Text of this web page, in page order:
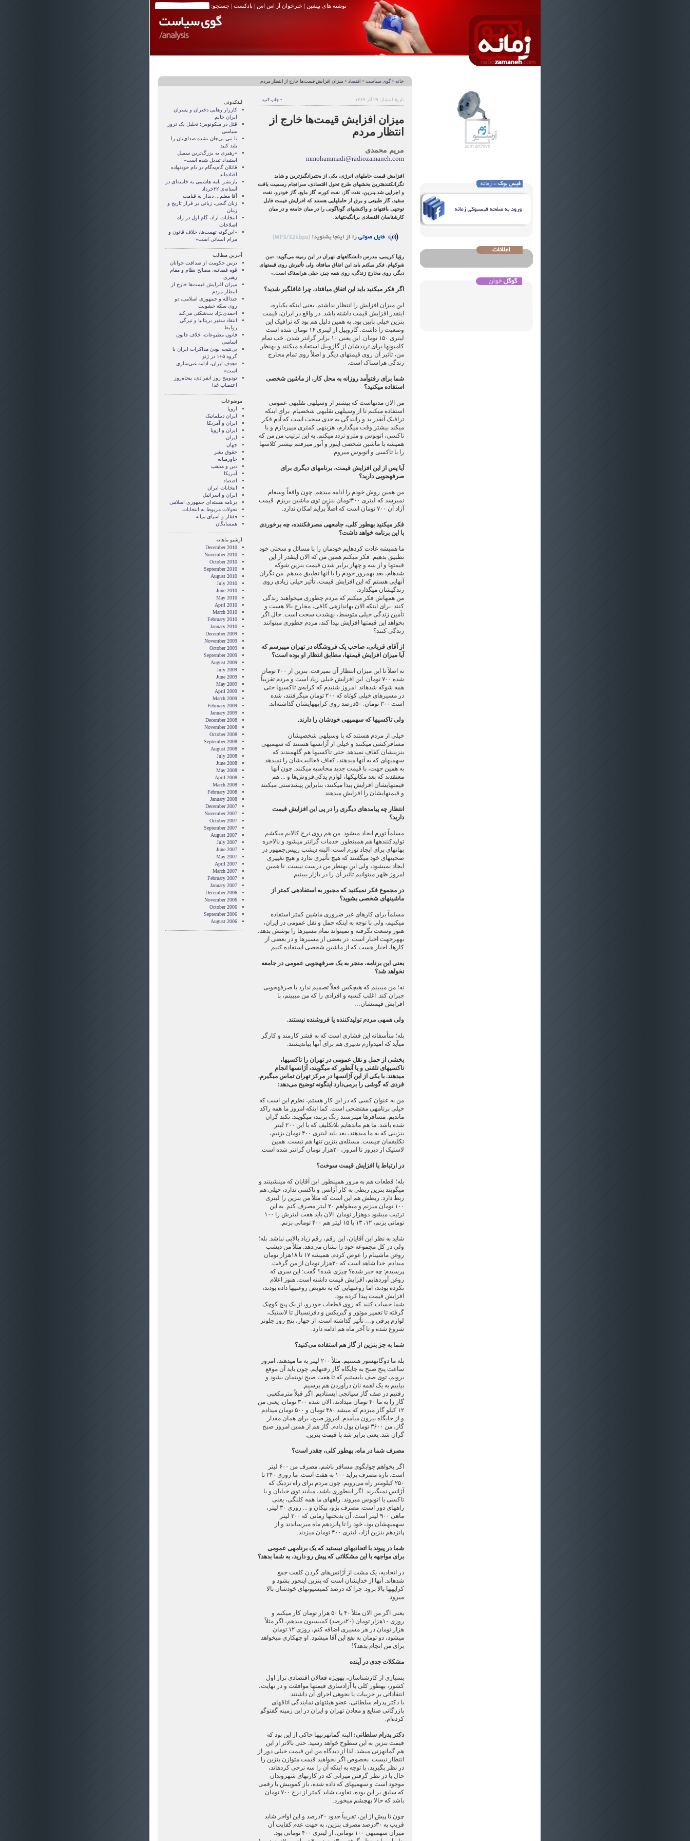
نوشته های پیشین | خبرخوان آر اس اس |پادکست | جستجو:
خانه >گوی سیاست > اقتصاد > میزان افزایش قیمت‌ها خارج از انتظار مردم
تاریخ انتشار: ۲۹ آذر ۱۳۸۹ • چاپ کنید
میزان افزایش قیمت‌ها خارج از
انتظار مردم
مریم محمدی
mmohammadi@radiozamaneh.com
افزایش قیمت حامل‏های انرژی، یکی از بحث‏برانگیزترین و شاید
نگران‏کننده‏ترین بخش‏های طرح تحول اقتصادی، سرانجام رسمیت یافت
و اجرایی شد.بنزین، نفت گاز، نفت کوره، گاز مایع، گاز خودرو، نفت
سفید، گاز طبیعی و برق از حامل‏هایی هستند که افزایش قیمت قابل
توجهی یافته‏اند و واکنش‏های گوناگونی را در میان جامعه و در میان
کارشناسان اقتصادی برانگیخته‏اند.
رؤیا کریمی، مدرس دانشگاه‏های تهران در این زمینه می‌گوید: «من
شوکه‏ام. فکر می‏کنم باید این اتفاق می‏افتاد، ولی تأثیرش روی قیمت‏های
دیگر، روی مخارج زندگی، روی همه چیز، خیلی هراسناک است.»
اگر فکر می‏کنید باید این اتفاق می‏افتاد، چرا غافلگیر شدید؟
این میزان افزایش را انتظار نداشتم. یعنی این‏که یک‏باره،
این‏قدر افزایش قیمت داشته باشد. در واقع در ایران، قیمت
بنزین خیلی پایین بود. به همین دلیل هم بود که ترافیک این
وضعیت را داشت. گازوییل از لیتری ۱۶ تومان شده است
لیتری ۱۵۰ تومان. این یعنی ۱۰ برابر گران‏تر شدن. خب تمام
کامیون‏ها برای ترددشان از گازوییل استفاده می‏کنند و به‏نظر
من، تأثیر آن روی قیمت‏های دیگر و اصلاً روی تمام مخارج
زندگی هراسناک است.
شما برای رفت‏وآمد روزانه به محل کار، از ماشین شخصی
استفاده می‏کنید؟
من الان مدت‏هاست که بیشتر از وسیله‏ی نقلیه‏ی عمومی
استفاده می‏کنم تا از وسیله‏ی نقلیه‏ی شخصی‏ام. برای این‏که
ترافیک آن‏قدر بد و رانندگی به حدی سخت است که آدم فکر
می‏کند بیشتر وقت می‏گذارم، هزینه‏ی کمتری می‏پردازم و با
تاکسی، اتوبوس و مترو تردد می‏کنم. به این ترتیب من من که
همیشه با ماشین شخصی این‏ور و آن‏ور می‏رفتم بیشتر کلاس‏ها
را با تاکسی و اتوبوس می‏روم.
آیا پس از این افزایش قیمت، برنامه‏ای دیگری برای
صرفه‏جویی دارید؟
من همین روش خودم را ادامه می‏دهم. چون واقعاً وسع‏ام
نمی‏رسد که لیتری ۴۰۰تومان بنزین توی ماشین بریزم. قیمت
آزاد آن ۷۰۰ تومان است که اصلاً برایم امکان ندارد.
فکر می‏کنید به‏طور کلی، جامعه‏ی مصرف‏کننده، چه برخوردی
با این برنامه خواهد داشت؟
ما همیشه عادت کرده‏ایم خودمان را با مسائل و سختی خود
تطبیق بدهیم. فکر می‏کنم همین من که الان این‏قدر از این
قیمت‏ها و از سه و چهار برابر شدن قیمت‏ بنزین شوکه
شده‏ام، بعد به‏مرور خودم را با آنها تطبیق می‏دهم. من نگران
آنهایی هستم که این افزایش قیمت، تأثیر خیلی زیادی روی
زندگی‏شان می‏گذارد.
من همه‏اش فکر می‏کنم که مردم چطوری می‏خواهند زندگی
کنند. برای این‏که الان به‏اندازه‏ی کافی، مخارج بالا هست و
تأمین زندگی خیلی متوسط، به‏شدت سخت است. حال اگر
بخواهد این قیمت‏ها افزایش پیدا کند، مردم چطوری می‏توانند
زندگی کنند؟
از آقای قربانی، صاحب یک فروشگاه در تهران می‏پرسم که
آیا میزان افزایش قیمت‏ها، مطابق انتظار او بوده است؟
نه اصلاً تا این میزان انتظار آن نمی‏رفت. بنزین از ۴۰۰ تومان
شده ۷۰۰ تومان. این افزایش خیلی زیاد است و مردم تقریباً
همه شوکه شده‏اند. امروز شنیدم که کرایه‌ی تاکسی‏ها حتی
در مسیرهای خیلی کوتاه که ۲۰۰ تومان می‏گرفتند، شده
است ۳۰۰ تومان. ۵۰درصد روی کرایه‏های‏شان گذاشته‌اند.
ولی تاکسی‏ها که سهمیه‏ی خودشان را دارند.
خیلی از مردم هستند که با وسیله‏ی شخصی‏شان
مسافرکشی می‏کنند و خیلی از آژانس‏ها هستند که سهمیه‏ی
بنزین‏شان کفاف نمی‏دهد. حتی تاکسی‏ها هم گله‏مندند که
سهمیه‏‏ای که به آنها می‏دهند، کفاف فعالیت‌شان را نمی‏دهد.
به همین جهت، با قیمت جدید محاسبه می‏کنند. چون آنها
معتقدند که بعد مکانیک‏ها، لوازم یدکی‌فروش‌ها و ... هم
قیمت‏های‏شان افزایش پیدا می‏کنند، بنابراین پیش‏دستی می‏کنند
و قیمت‏های‏شان را افزایش می‏دهند.
انتظار چه پیامدهای دیگری را در پی این افزایش قیمت
دارید؟
مسلماً تورم ایجاد می‏شود. من هم روی نرخ کالایم می‏کشم.
تولیدکننده‏ها هم همین‏طور. خدمات گران‏تر می‏شود و بالاخره
بهانه‏ای برای ایجاد تورم است. البته دیشب رییس‌جمهور در
صحبت‏های خود می‏گفتند که هیچ تأثیری ندارد و هیچ تغییری
ایجاد نمی‏شود، ولی این به‏نظر من درست نیست. تا همین
امروز ظهر می‏توانیم تأثیر آن را در بازار ببینیم.
در مجموع فکر نمی‏کنید که مجبور به استفاده‏ی کمتر از
ماشین‏های شخصی بشوید؟
مسلماً برای کارهای غیر ضروری ماشین کمتر استفاده
می‏کنیم، ولی با توجه به این‏که حمل و نقل عمومی در ایران،
هنوز وسعت نگرفته و نمی‏تواند تمام مسیرها را پوشش بدهد،
به‏هرجهت اجبار است. در بعضی از مسیرها و در بعضی از
کارها، اجبار هست که از ماشین شخصی استفاده کنیم.
یعنی این برنامه، منجر به یک صرفه‏جویی عمومی در جامعه
نخواهد شد؟
نه؛ من می‏بینم که هیچکس فعلاً تصمیم ندارد با صرفه‏جویی
جبران کند. اغلب کسبه و افرادی را که من می‏بینم، با
افزایش قیمت‏شان…
ولی همه‏ی مردم تولیدکننده یا فروشنده نیستند.
بله؛ متأسفانه این فشاری است که به قشر کارمند و کارگر
می‏آید که امیدوارم تدبیری هم برای آنها بیاندیشند.
بخشی از حمل و نقل عمومی در تهران را تاکسی‏ها،
تاکسی‏های تلفنی و یا آن‏طور که می‏گویند، آژانس‏ها انجام
می‏دهند. با یکی از این آژانس‏ها در مرکز تهران تماس می‏گیرم.
فردی که گوشی را برمی‌دارد اینگونه توضیح می‌دهد:
من به عنوان کسی که در این کار هستم، نظرم این است که
خیلی برنامه‏ی مفتضحی است. کما این‏که امروز ما همه راکد
ماندیم. مسافرها می‏ترسند زنگ بزنند، می‏گویند: نکند گران
شده باشد. ما هم مانده‏ایم بلاتکلیف که با این ۲۰۰ لیتر
بنزینی که به‏ ما می‏دهند، بعد باید لیتری ۴۰۰ تومان بزنیم،
تکلیف‏مان چیست. مسئله‌ی بنزین تنها هم نیست. همین
لاستیک از دیروز تا امروز، ۲۰هزار تومان گران‏تر شده است.
در ارتباط با افزایش قیمت سوخت؟
بله؛ قطعات هم به مرور همین‏طور. این آقایان که می‏نشینند و
می‏گویند بنزین ربطی به کار آژانس و تاکسی ندارد، خیلی هم
ربط دارد. ربطش هم این است که مثلاً من بنزین را لیتری
۱۰۰ تومان می‏زنم و می‏خواهم ۲۰ لیتر مصرف کنم. به این
ترتیب می‏شود دوهزار تومان. الان باید هفت لیترش را ۱۰۰
تومانی بزنم، ۱۲، ۱۳ یا ۱۵ لیتر هم ۴۰۰ تومانی بزنم.
شاید به نظر این آقایان، این رقم، رقم زیاد بالایی نباشد. بله؛
ولی در کل مجموعه خود را نشان می‌دهد. مثلاً من دیشب
روغن ماشین‏ام را عوض کردم. همیشه ۱۷ تا ۱۸هزار تومان
می‏دادم. خدا شاهد است که ۲۰هزار تومان از من گرفت.
پرسیدم: چه خبر شده؟ چیزی شده؟ گفت: این سری که
روغن آورده‏ایم، افزایش قیمت داشته است. هنوز اعلام
نکرده بودند، اما روغن‏هایی که به تعویض روغنی‏ها داده بودند،
افزایش قیمت پیدا کرده بود.
شما حساب کنید که روی قطعات خودرو، از یک پیچ کوچک
گرفته تا تعمیر موتور و گیربکس و دفرنسیال تا لاستیک،
لوازم برقی و… تأثیر گذاشته است. از چهار، پنج روز جلوتر
شروع شده و تا آخر ماه هم ادامه دارد.
شما به جز بنزین از گاز هم استفاده می‌کنید؟
بله ما دوگانه‏سوز هستیم. مثلاً ۲۰۰ لیتر به ما می‏دهند، امروز
ساعت پنج صبح به جایگاه گاز رفته‏ایم. چون باید آن موقع
برویم، توی صف بایستیم که تا هفت صبح نوبت‏مان بشود و
بیاییم به یک لقمه نان درآوردن هم برسیم.
رفتیم در صف گاز سی‏ان‏جی ایستادیم. اگر قبلاً مترمکعبی
گاز را به ما ۴۰ تومان می‏دادند، الان شده ۳۰۰ تومان. یعنی من
۱۲ کیلو گاز می‏زدم که می‏شد ۴۸۰ تومان و ۵۰۰ تومان می‏دادم
و از جایگاه بیرون می‏آمدم. امروز صبح، برای همان مقدار
گاز، من ۳۶۰۰ تومان پول دادم. گاز هم از همین امروز صبح
گران شد. یعنی برابر شد با قیمت بنزین.
مصرف شما در ماه، به‏طور کلی، چقدر است؟
اگر بخواهم جوابگوی مسافر باشم، مصرف من ۶۰۰ لیتر
است. تازه مصرف پراید ۱۰۰ به هفت است. ما روزی ۲۴۰ تا
۲۵۰ کیلومتر راه می‌رویم. چون مردم برای راه نزدیک که
آژانس نمی‏گیرند. اگر اینطوری باشد، می‏آیند توی خیابان و با
تاکسی یا اتوبوس می‏روند. راه‏های ما همه کلنگی، یعنی
راه‏های دور است. مصرف پژو، پیکان و ... روزی ۳۰ لیتر،
ماهی ۹۰۰ لیتر است. آن بدبخت‏ها زمانی که ۳۰۰ لیتر
سهمیه‏شان بود، خود را تا پانزدهم ماه می‏رساندند و از
پانزدهم بنزین آزاد، لیتری ۴۰۰ تومان می‏زدند.
شما در پیوند با اتحادیه‏ای نیستید که یک برنامه‏ی عمومی
برای مواجهه با این مشکلاتی که پیش رو دارید، به شما بدهد؟
در اتحادیه‏، یک مشت از آژانس‌های گردن‏ کلفت‏ جمع
شده‏اند. آنها از خدای‏شان است که بنزین این‏جور بشود و
کرایه‏ها بالا برود. چرا که درصد کمیسیون‏های خودشان بالا
می‏رود.
یعنی اگر من الان مثلاً ۴۰ یا ۵۰ هزار تومان کار می‏کنم و
روزی ۱۰هزار تومان (۲۰درصد) کمیسیون می‏دهم، اگر مثلاً
هزار تومان در هر مسیری اضافه کنم، روزی ۱۲ تومان
می‏شود، دو تومان به نفع این آقا می‏شود. او چه‏کاری می‏خواهد
برای من انجام بدهد؟!
مشکلات جدی در آینده
بسیاری از کارشناسان، به‏ویژه فعالان اقتصادی تراز اول
کشور، به‏طور کلی با آزادسازی قیمت‏ها موافقت و در نهایت،
انتقاداتی بر جزییات یا نحوه‏ی اجرای آن داشتند.
با دکتر پدرام سلطانی، عضو هیئت‏های نمایندگی اتاق‏های
بازرگانی صنایع و معادن تهران و ایران در این زمینه گفت‏وگو
کرده‌ام.
دکتر پدرام سلطانی: البته گمانه‏زنی‏ها حاکی از این بود که
قیمت بنزین به این سطوح خواهد رسید. حتی بالاتر از این
هم گمانه‏زنی می‏شد. لذا از دیدگاه من این قیمت خیلی دور از
انتظار نیست. بخصوص اگر بخواهید قیمت متوازن بنزین را
در نظر بگیرید، با توجه به این‏که آن را سه نرخی کرده‏اند،
حال با در نظر گرفتن میزانی که در کارت‏های شهروندان
موجود است و سهمیه‏ای که داده شده، باز کم‏وبیش با رقمی
که سابق بر این بوده، تفاوت شاید کمتر از نرخ ۷۰۰ تومان
باشد که حالا به‏چشم می‏خورد.
چون تا پیش از این، تقریباً حدود ۲۰درصد و این اواخر شاید
قریب به ۳۰درصد مصرف بنزین، به جهت عدم کفایت آن
میزان سهمیه‏ی ۱۰۰ تومانی، از لیتری ۴۰۰ تومانی بود.
لینکدونی
کارزار رهایی دختران و پسران
ایران خانم
قتل در میکونوس؛ تحلیل یک ترور
سیاسی
تا تنی بی‌جان نشده صدای‌تان را
بلند کنید
«رهبری به بزرگ‌ترین سمبل
استبداد تبدیل شده است»
قاتلان گام‌به‌گام در دام خودنهاده
افتاده‌اند
بازنشر نامه هاشمی به خامنه‌ای در
آستانه‌ی ۲۲‌خرداد
آقا معلم... دیدار به قیامت
زبان گنجی، زبانی بر فراز تاریخ و
زمان
انتخابات آزاد، گام اول در راه
اصلاحات
«این‌گونه تهمت‌ها، خلاف قانون و
مرام انسانی است»
آخرین مطالب
ترس حکومت از صداقت جوانان
قوه قضائیه، مصالح نظام و مقام
رهبری
میزان افزایش قیمت‌ها خارج از
انتظار مردم
جندالله و جمهوری اسلامی، دو
روی سکه خشونت
احمدی‌نژاد بت‌شکنی می‌کند
انتقاد سفیر بریتانیا و تیرگی
روابط
قانون مطبوعات، خلاف قانون
اساسی
بی‌نتیجه بودن مذاکرات ایران با
گروه ۵+۱ در ژنو ‌
«هدف ایران، ادامه غنی‌سازی
است»
نود‌وپنج روز انفرادی، پنجاه‌روز
اعتصاب غذا
موضوعات
اروپا
ايران ديپلماتيک
ايران و آمريکا
ايران و اروپا
ایران
جهان
حقوق بشر
خاورميانه
دین و مذهب
آمریکا
اقتصاد
انتخابات ایران
ایران و اسرائیل
برنامه هسته‌ای جمهوری اسلامی
تحولات مربوط به انتخابات
قفقاز و آسیای میانه
همسایگان
آرشیو ماهانه
December 2010
November 2010
October 2010
September 2010
August 2010
July 2010
June 2010
May 2010
April 2010
March 2010
February 2010
January 2010
December 2009
November 2009
October 2009
September 2009
August 2009
July 2009
June 2009
May 2009
April 2009
March 2009
February 2009
January 2009
December 2008
November 2008
October 2008
September 2008
August 2008
July 2008
June 2008
May 2008
April 2008
March 2008
February 2008
January 2008
December 2007
November 2007
October 2007
September 2007
August 2007
July 2007
June 2007
May 2007
April 2007
March 2007
February 2007
January 2007
December 2006
November 2006
October 2006
September 2006
August 2006